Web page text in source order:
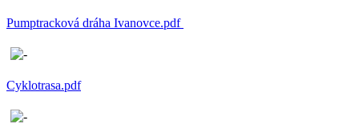
Pumptracková dráha Ivanovce.pdf
Cyklotrasa.pdf